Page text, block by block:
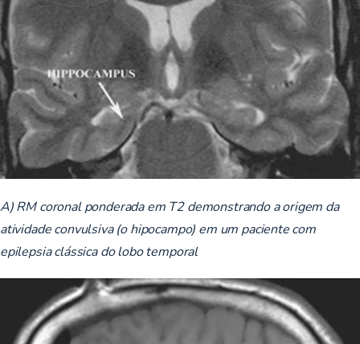
A) RM coronal ponderada em T2 demonstrando a origem da
atividade convulsiva (o hipocampo) em um paciente com
epilepsia clássica do lobo temporal